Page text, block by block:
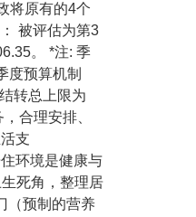
将原有的4个
被评估为第3
。 *注: 季
度预算机制
转总上限为
合理安排、
支
环境是健康与
死角，整理居
（预制的营养